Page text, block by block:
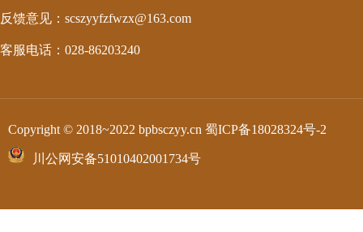
反馈意见：scszyyfzfwzx@163.com
客服电话：028-86203240
Copyright © 2018~2022 bpbsczyy.cn 蜀ICP备18028324号-2
川公网安备51010402001734号